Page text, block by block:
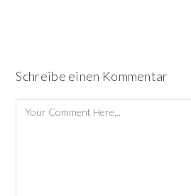
Schreibe einen Kommentar